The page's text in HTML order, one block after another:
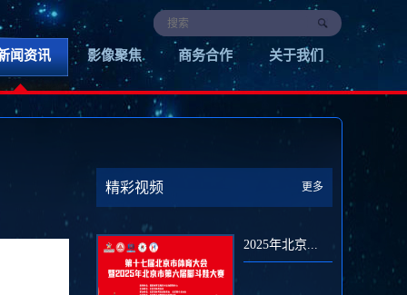
闻资讯 影像聚焦 商务合作 关于我们
精彩视频 更多
2025年北京...